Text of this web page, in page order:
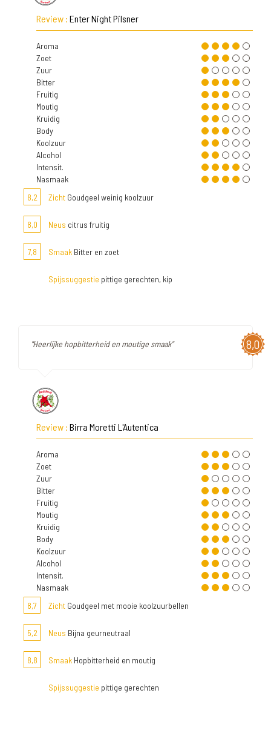
Review : Enter Night Pilsner
Aroma
Zoet
Zuur
Bitter
Fruitig
Moutig
Kruidig
Body
Koolzuur
Alcohol
Intensit.
Nasmaak
8,2
Zicht Goudgeel weinig koolzuur
8,0 Neus citrus fruitig
7,8 Smaak Bitter en zoet
Spijssuggestie pittige gerechten, kip
8,0
"Heerlijke hopbitterheid en moutige smaak"
Review : Birra Moretti L'Autentica
Aroma
Zoet
Zuur
Bitter
Fruitig
Moutig
Kruidig
Body
Koolzuur
Alcohol
Intensit.
Nasmaak
8,7
Zicht Goudgeel met mooie koolzuurbellen
5,2 Neus Bijna geurneutraal
8,8 Smaak Hopbitterheid en moutig
Spijssuggestie pittige gerechten